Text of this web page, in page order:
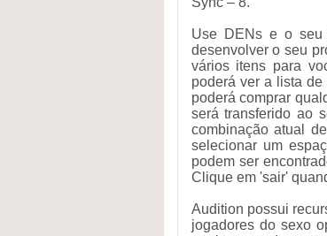
Use DENs e o seu
desenvolver o seu
vários itens para
poderá ver a lista
poderá comprar
será transferido ao
combinação atual
selecionar um
podem ser
Clique em 'sair'
Audition possui
jogadores do sexo